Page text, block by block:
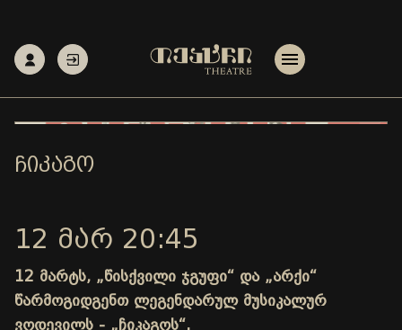
ᲩᲘᲙᲐᲒᲝ
12 ᲛᲐᲠ 20:45
12 მარტს, „წისქვილი ჯგუფი“ და „არქი“
წარმოგიდგენთ ლეგენდარულ მუსიკალურ
ვოდევილს - „ჩიკაგოს“.